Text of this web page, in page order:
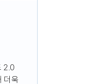
더욱